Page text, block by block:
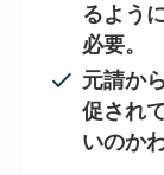
るよう
必要。
元請か
促され
いのか